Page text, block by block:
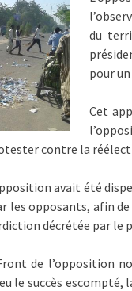
du
pour
Cet
contre la
avait été
les opposants, afin
décrétée par le
de l’opposition
le succès